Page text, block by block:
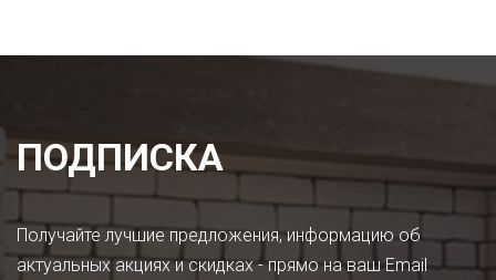
ПОДПИСКА
Получайте лучшие предложения, информацию об
актуальных акциях и скидках - прямо на ваш Email